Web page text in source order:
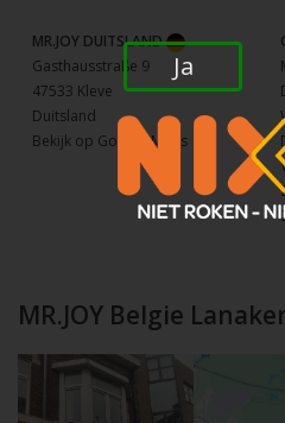
MR.JOY DUITSLAND
Gasthausstraße 9
47533 Kleve
Duitsland
Bekijk op Google Maps
MR.JOY Belgie
Ja